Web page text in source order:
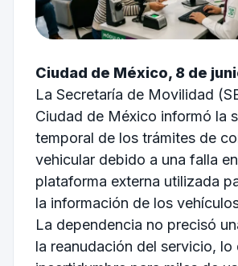
Ciudad de México, 8 de
La Secretaría de Movilidad
Ciudad de México informó la
temporal de los trámites de
vehicular debido a una falla
plataforma externa utilizada
la información de los
La dependencia no precisó
la reanudación del servicio, lo